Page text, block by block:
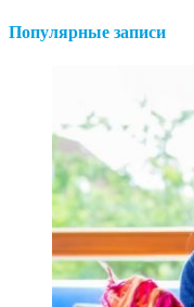
Популярные записи